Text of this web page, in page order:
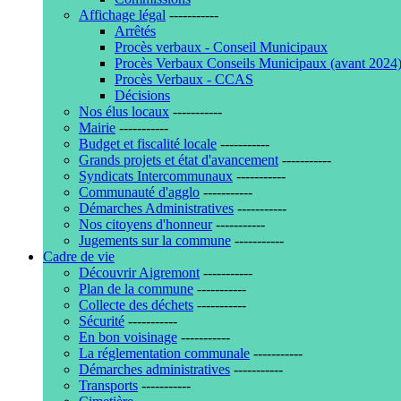
Affichage légal -----------
Arrêtés
Procès verbaux - Conseil Municipaux
Procès Verbaux Conseils Municipaux (avant 2024)
Procès Verbaux - CCAS
Décisions
Nos élus locaux -----------
Mairie -----------
Budget et fiscalité locale -----------
Grands projets et état d'avancement -----------
Syndicats Intercommunaux -----------
Communauté d'agglo -----------
Démarches Administratives -----------
Nos citoyens d'honneur -----------
Jugements sur la commune -----------
Cadre de vie
Découvrir Aigremont -----------
Plan de la commune -----------
Collecte des déchets -----------
Sécurité -----------
En bon voisinage -----------
La réglementation communale -----------
Démarches administratives -----------
Transports -----------